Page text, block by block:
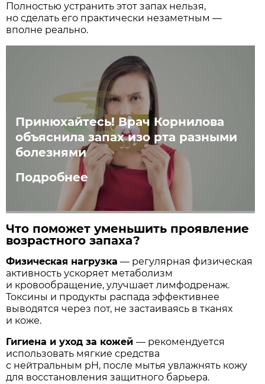
Полностью устранить этот запах нельзя,
но сделать его практически незаметным —
вполне реально.
Принюхайтесь! Врач Корнилова
объяснила запах изо рта разными
болезнями
Подробнее
Что поможет уменьшить проявление
возрастного запаха?
Физическая нагрузка — регулярная физическая
активность ускоряет метаболизм
и кровообращение, улучшает лимфодренаж.
Токсины и продукты распада эффективнее
выводятся через пот, не застаиваясь в тканях
и коже.
Гигиена и уход за кожей— рекомендуется
использовать мягкие средства
с нейтральным pH, после мытья увлажнять кожу
для восстановления защитного барьера.